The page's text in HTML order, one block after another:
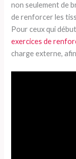
non seulement de
de renforcer les
Pour ceux qui
exercices de
charge externe,